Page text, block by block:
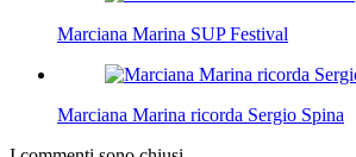
Marciana Marina SUP Festival
Marciana Marina ricorda Sergio Spina